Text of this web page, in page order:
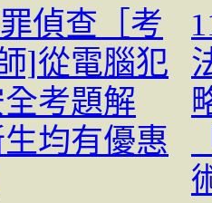
偵查［考
]從電腦犯
考題解
均有優惠